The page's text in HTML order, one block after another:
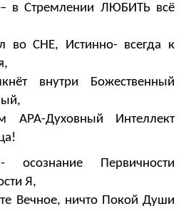
в Стремлении ЛЮБИТЬ всё
во СНЕ, Истинно- всегда к
внутри Божественный
АРА-Духовный Интеллект
Первичности
Я,
Вечное, ничто Покой Души